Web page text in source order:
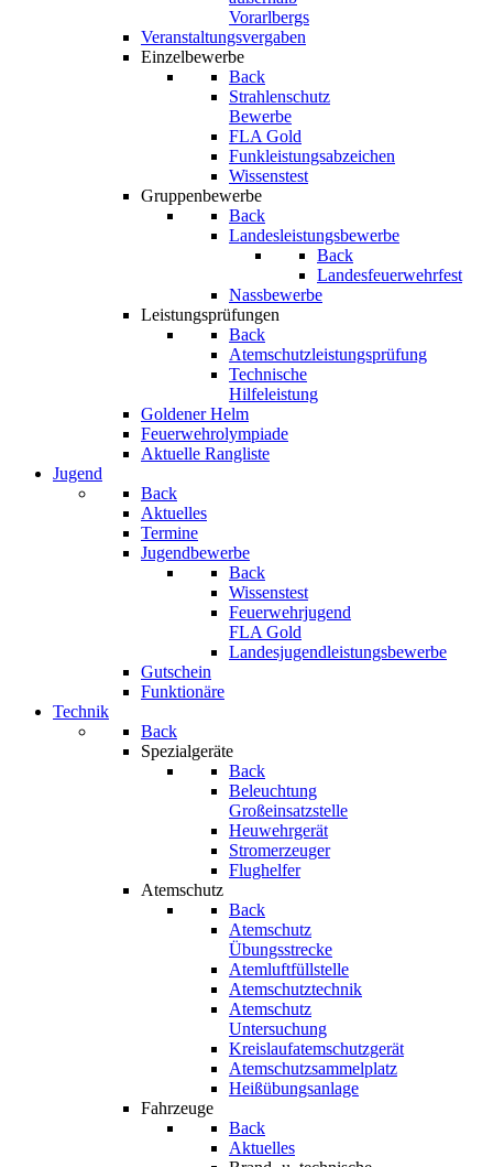
Vorarlbergs
Veranstaltungsvergaben
Einzelbewerbe
Back
Strahlenschutz
Bewerbe
FLA Gold
Funkleistungsabzeichen
Wissenstest
Gruppenbewerbe
Back
Landesleistungsbewerbe
Back
Landesfeuerwehrfest
Nassbewerbe
Leistungsprüfungen
Back
Atemschutzleistungsprüfung
Technische
Hilfeleistung
Goldener Helm
Feuerwehrolympiade
Aktuelle Rangliste
Jugend
Back
Aktuelles
Termine
Jugendbewerbe
Back
Wissenstest
Feuerwehrjugend
FLA Gold
Landesjugendleistungsbewerbe
Gutschein
Funktionäre
Technik
Back
Spezialgeräte
Back
Beleuchtung
Großeinsatzstelle
Heuwehrgerät
Stromerzeuger
Flughelfer
Atemschutz
Back
Atemschutz
Übungsstrecke
Atemluftfüllstelle
Atemschutztechnik
Atemschutz
Untersuchung
Kreislaufatemschutzgerät
Atemschutzsammelplatz
Heißübungsanlage
Fahrzeuge
Back
Aktuelles